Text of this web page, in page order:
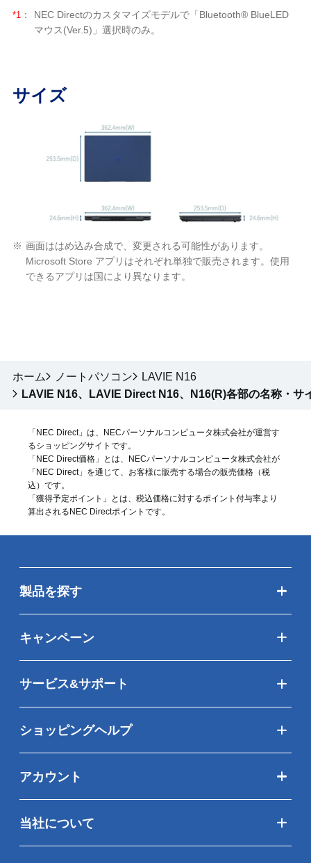
*1 ：
NEC Directのカスタマイズモデルで「Bluetooth® BlueLED
マウス(Ver.5)」選択時のみ。
サイズ
※ 画面ははめ込み合成で、変更される可能性があります。
Microsoft Store アプリはそれぞれ単独で販売されます。使用
できるアプリは国により異なります。
ホーム ノートパソコン
LAVIE N16
LAVIE N16、LAVIE Direct N16、N16(R)各部の名称・サ
「NEC Direct」は、NECパーソナルコンピュータ株式会社が運営す
るショッピングサイトです。
「NEC Direct価格」とは、NECパーソナルコンピュータ株式会社が
「NEC Direct」を通じて、お客様に販売する場合の販売価格（税
込 ）です。
「獲得予定ポイント」とは、税込価格に対するポイント付与率より
算出されるNEC Directポイントです。
製品を探す
キャンペーン
サービス&サポート
ショッピングヘルプ
アカウント
当社について